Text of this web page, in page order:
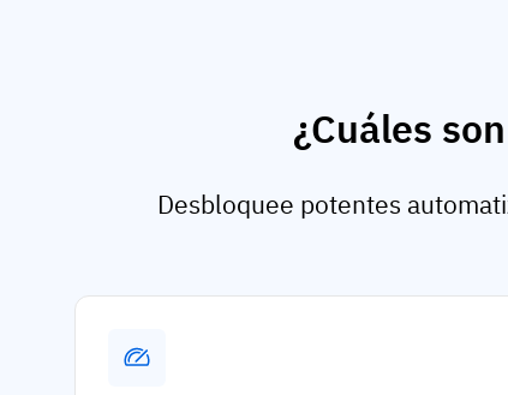
¿Cuáles
Desbloquee potentes